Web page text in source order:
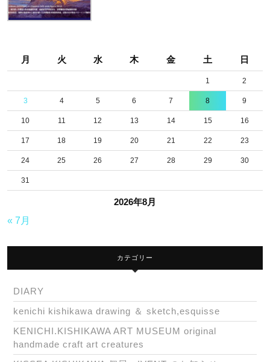
2026年8月
月 火 水 木 金 土 日
1 2
3 4 5 6 7 8 9
10 11 12 13 14 15 16
17 18 19 20 21 22 23
24 25 26 27 28 29 30
31
« 7月
カテゴリー
DIARY
kenichi kishikawa drawing ＆ sketch,esquisse
KENICHI.KISHIKAWA ART MUSEUM original
handmade craft art creatures